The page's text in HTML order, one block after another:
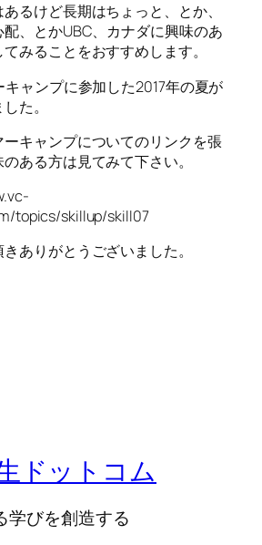
るけど長期はちょっと、とか、
、とかUBC、カナダに興味のあ
みることをおすすめします。
ャンプに参加した2017年の夏が
た。
キャンプについてのリンクを張
ある方は見てみて下さい。
topics/skillup/skill07
ありがとうございました。
ドットコム
学びを創造する